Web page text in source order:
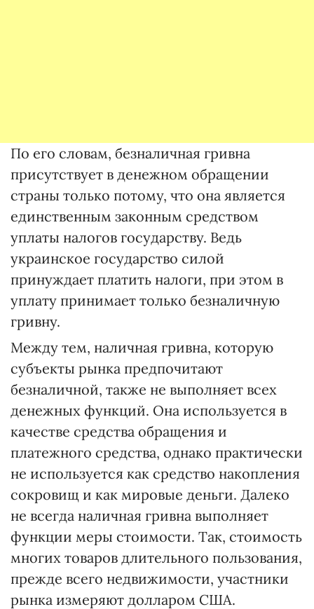
По его словам, безналичная гривна
присутствует в денежном обращении
страны только потому, что она является
единственным законным средством
уплаты налогов государству. Ведь
украинское государство силой
принуждает платить налоги, при этом в
уплату принимает только безналичную
гривну.
Между тем, наличная гривна, которую
субъекты рынка предпочитают
безналичной, также не выполняет всех
денежных функций. Она используется в
качестве средства обращения и
платежного средства, однако практически
не используется как средство накопления
сокровищ и как мировые деньги. Далеко
не всегда наличная гривна выполняет
функции меры стоимости. Так, стоимость
многих товаров длительного пользования,
прежде всего недвижимости, участники
рынка измеряют долларом США.